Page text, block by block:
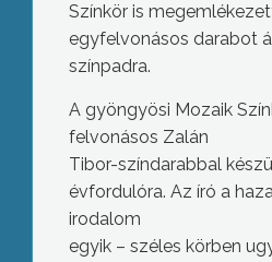
Színkör is
egyfelvonásos darabot
színpadra.
A gyöngyösi Mozaik
felvonásos Zalán
Tibor-színdarabbal
évfordulóra. Az író a
irodalom
egyik – széles körben